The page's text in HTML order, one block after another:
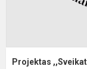
Projektas